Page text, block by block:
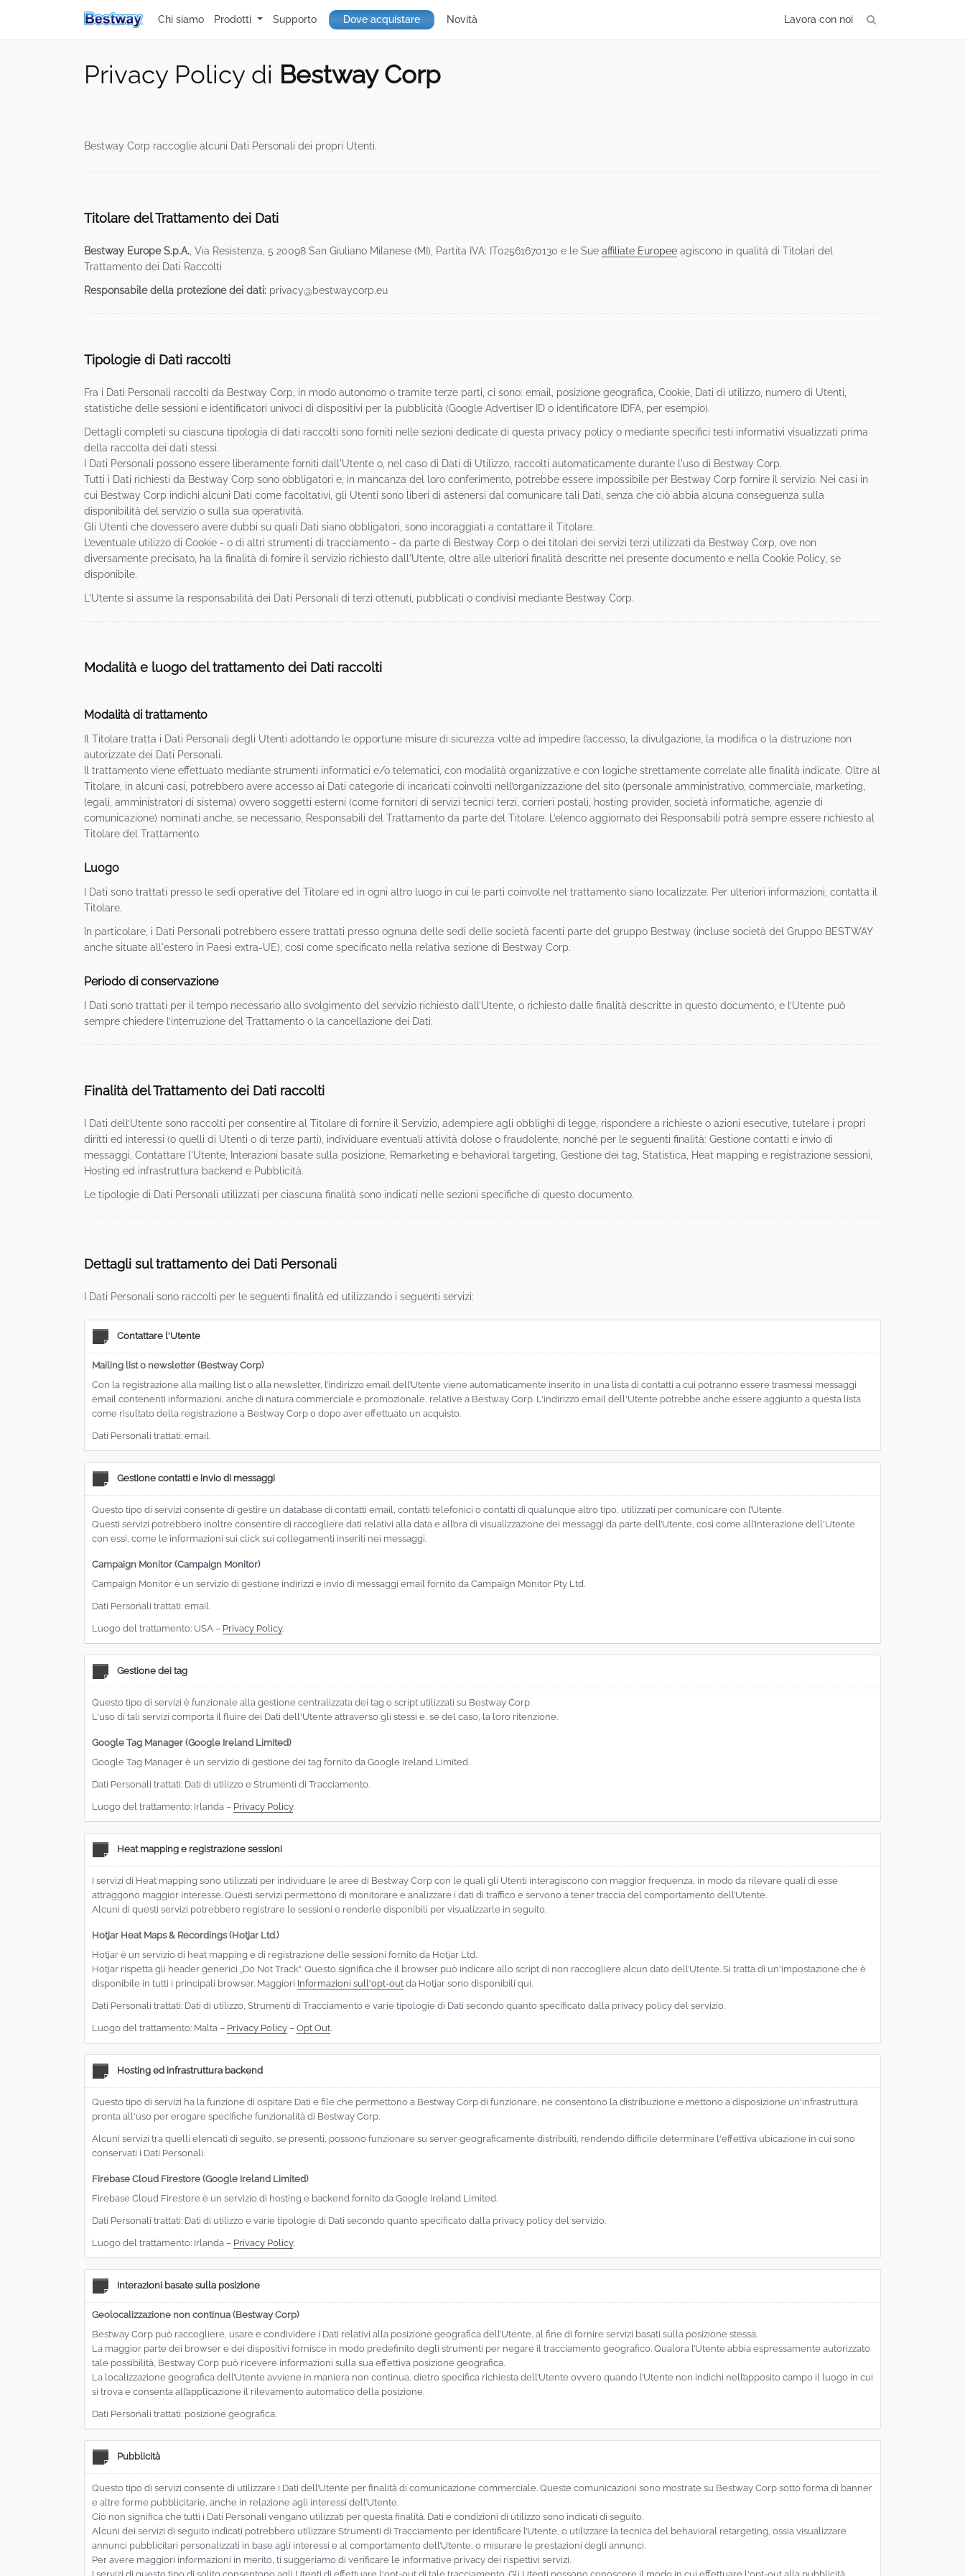
Chi siamo Prodotti Supporto Dove acquistare Novità Lavora con noi
Privacy Policy di Bestway Corp
Bestway Corp raccoglie alcuni Dati Personali dei propri Utenti.
Titolare del Trattamento dei Dati
Bestway Europe S.p.A. , Via Resistenza, 5 20098 San Giuliano Milanese (MI), Partita IVA: IT02561670130 e le Sue affiliate Europee agiscono in qualità di Titolari del
Trattamento dei Dati Raccolti
Responsabile della protezione dei dati: privacy@bestwaycorp.eu
Tipologie di Dati raccolti
Fra i Dati Personali raccolti da Bestway Corp, in modo autonomo o tramite terze parti, ci sono: email, posizione geografica, Cookie, Dati di utilizzo, numero di Utenti,
statistiche delle sessioni e identificatori univoci di dispositivi per la pubblicità (Google Advertiser ID o identificatore IDFA, per esempio).
Dettagli completi su ciascuna tipologia di dati raccolti sono forniti nelle sezioni dedicate di questa privacy policy o mediante specifici testi informativi visualizzati prima
della raccolta dei dati stessi.
I Dati Personali possono essere liberamente forniti dall'Utente o, nel caso di Dati di Utilizzo, raccolti automaticamente durante l'uso di Bestway Corp.
Tutti i Dati richiesti da Bestway Corp sono obbligatori e, in mancanza del loro conferimento, potrebbe essere impossibile per Bestway Corp fornire il servizio. Nei casi in
cui Bestway Corp indichi alcuni Dati come facoltativi, gli Utenti sono liberi di astenersi dal comunicare tali Dati, senza che ciò abbia alcuna conseguenza sulla
disponibilità del servizio o sulla sua operatività.
Gli Utenti che dovessero avere dubbi su quali Dati siano obbligatori, sono incoraggiati a contattare il Titolare.
L’eventuale utilizzo di Cookie - o di altri strumenti di tracciamento - da parte di Bestway Corp o dei titolari dei servizi terzi utilizzati da Bestway Corp, ove non
diversamente precisato, ha la finalità di fornire il servizio richiesto dall'Utente, oltre alle ulteriori finalità descritte nel presente documento e nella Cookie Policy, se
disponibile.
L'Utente si assume la responsabilità dei Dati Personali di terzi ottenuti, pubblicati o condivisi mediante Bestway Corp.
Modalità e luogo del trattamento dei Dati raccolti
Modalità di trattamento
Il Titolare tratta i Dati Personali degli Utenti adottando le opportune misure di sicurezza volte ad impedire l’accesso, la divulgazione, la modifica o la distruzione non
autorizzate dei Dati Personali.
Il trattamento viene effettuato mediante strumenti informatici e/o telematici, con modalità organizzative e con logiche strettamente correlate alle finalità indicate. Oltre al
Titolare, in alcuni casi, potrebbero avere accesso ai Dati categorie di incaricati coinvolti nell’organizzazione del sito (personale amministrativo, commerciale, marketing,
legali, amministratori di sistema) ovvero soggetti esterni (come fornitori di servizi tecnici terzi, corrieri postali, hosting provider, società informatiche, agenzie di
comunicazione) nominati anche, se necessario, Responsabili del Trattamento da parte del Titolare. L’elenco aggiornato dei Responsabili potrà sempre essere richiesto al
Titolare del Trattamento.
Luogo
I Dati sono trattati presso le sedi operative del Titolare ed in ogni altro luogo in cui le parti coinvolte nel trattamento siano localizzate. Per ulteriori informazioni, contatta il
Titolare.
In particolare, i Dati Personali potrebbero essere trattati presso ognuna delle sedi delle società facenti parte del gruppo Bestway (incluse società del Gruppo BESTWAY
anche situate all'estero in Paesi extra-UE), così come specificato nella relativa sezione di Bestway Corp.
Periodo di conservazione
I Dati sono trattati per il tempo necessario allo svolgimento del servizio richiesto dall’Utente, o richiesto dalle finalità descritte in questo documento, e l’Utente può
sempre chiedere l’interruzione del Trattamento o la cancellazione dei Dati.
Finalità del Trattamento dei Dati raccolti
I Dati dell’Utente sono raccolti per consentire al Titolare di fornire il Servizio, adempiere agli obblighi di legge, rispondere a richieste o azioni esecutive, tutelare i propri
diritti ed interessi (o quelli di Utenti o di terze parti), individuare eventuali attività dolose o fraudolente, nonché per le seguenti finalità: Gestione contatti e invio di
messaggi, Contattare l'Utente, Interazioni basate sulla posizione, Remarketing e behavioral targeting, Gestione dei tag, Statistica, Heat mapping e registrazione sessioni,
Hosting ed infrastruttura backend e Pubblicità.
Le tipologie di Dati Personali utilizzati per ciascuna finalità sono indicati nelle sezioni specifiche di questo documento.
Dettagli sul trattamento dei Dati Personali
I Dati Personali sono raccolti per le seguenti finalità ed utilizzando i seguenti servizi:
Contattare l'Utente
Mailing list o newsletter (Bestway Corp)
Con la registrazione alla mailing list o alla newsletter, l’indirizzo email dell’Utente viene automaticamente inserito in una lista di contatti a cui potranno essere trasmessi messaggi
email contenenti informazioni, anche di natura commerciale e promozionale, relative a Bestway Corp. L'indirizzo email dell'Utente potrebbe anche essere aggiunto a questa lista
come risultato della registrazione a Bestway Corp o dopo aver effettuato un acquisto.
Dati Personali trattati: email.
Gestione contatti e invio di messaggi
Questo tipo di servizi consente di gestire un database di contatti email, contatti telefonici o contatti di qualunque altro tipo, utilizzati per comunicare con l’Utente.
Questi servizi potrebbero inoltre consentire di raccogliere dati relativi alla data e all’ora di visualizzazione dei messaggi da parte dell’Utente, così come all’interazione dell'Utente
con essi, come le informazioni sui click sui collegamenti inseriti nei messaggi.
Campaign Monitor (Campaign Monitor)
Campaign Monitor è un servizio di gestione indirizzi e invio di messaggi email fornito da Campaign Monitor Pty Ltd.
Dati Personali trattati: email.
Luogo del trattamento: USA – Privacy Policy.
Gestione dei tag
Questo tipo di servizi è funzionale alla gestione centralizzata dei tag o script utilizzati su Bestway Corp.
L'uso di tali servizi comporta il fluire dei Dati dell'Utente attraverso gli stessi e, se del caso, la loro ritenzione.
Google Tag Manager (Google Ireland Limited)
Google Tag Manager è un servizio di gestione dei tag fornito da Google Ireland Limited.
Dati Personali trattati: Dati di utilizzo e Strumenti di Tracciamento.
Luogo del trattamento: Irlanda – Privacy Policy.
Heat mapping e registrazione sessioni
I servizi di Heat mapping sono utilizzati per individuare le aree di Bestway Corp con le quali gli Utenti interagiscono con maggior frequenza, in modo da rilevare quali di esse
attraggono maggior interesse. Questi servizi permettono di monitorare e analizzare i dati di traffico e servono a tener traccia del comportamento dell’Utente.
Alcuni di questi servizi potrebbero registrare le sessioni e renderle disponibili per visualizzarle in seguito.
Hotjar Heat Maps & Recordings (Hotjar Ltd.)
Hotjar è un servizio di heat mapping e di registrazione delle sessioni fornito da Hotjar Ltd.
Hotjar rispetta gli header generici „Do Not Track”. Questo significa che il browser può indicare allo script di non raccogliere alcun dato dell’Utente. Si tratta di un'impostazione che è
disponibile in tutti i principali browser. Maggiori Informazioni sull'opt-out da Hotjar sono disponibili qui.
Dati Personali trattati: Dati di utilizzo, Strumenti di Tracciamento e varie tipologie di Dati secondo quanto specificato dalla privacy policy del servizio.
Luogo del trattamento: Malta – Privacy Policy – Opt Out.
Hosting ed infrastruttura backend
Questo tipo di servizi ha la funzione di ospitare Dati e file che permettono a Bestway Corp di funzionare, ne consentono la distribuzione e mettono a disposizione un'infrastruttura
pronta all'uso per erogare specifiche funzionalità di Bestway Corp.
Alcuni servizi tra quelli elencati di seguito, se presenti, possono funzionare su server geograficamente distribuiti, rendendo difficile determinare l'effettiva ubicazione in cui sono
conservati i Dati Personali.
Firebase Cloud Firestore (Google Ireland Limited)
Firebase Cloud Firestore è un servizio di hosting e backend fornito da Google Ireland Limited.
Dati Personali trattati: Dati di utilizzo e varie tipologie di Dati secondo quanto specificato dalla privacy policy del servizio.
Luogo del trattamento: Irlanda – Privacy Policy.
Interazioni basate sulla posizione
Geolocalizzazione non continua (Bestway Corp)
Bestway Corp può raccogliere, usare e condividere i Dati relativi alla posizione geografica dell’Utente, al fine di fornire servizi basati sulla posizione stessa.
La maggior parte dei browser e dei dispositivi fornisce in modo predefinito degli strumenti per negare il tracciamento geografico. Qualora l’Utente abbia espressamente autorizzato
tale possibilità, Bestway Corp può ricevere informazioni sulla sua effettiva posizione geografica.
La localizzazione geografica dell’Utente avviene in maniera non continua, dietro specifica richiesta dell’Utente ovvero quando l’Utente non indichi nell’apposito campo il luogo in cui
si trova e consenta all’applicazione il rilevamento automatico della posizione.
Dati Personali trattati: posizione geografica.
Pubblicità
Questo tipo di servizi consente di utilizzare i Dati dell’Utente per finalità di comunicazione commerciale. Queste comunicazioni sono mostrate su Bestway Corp sotto forma di banner
e altre forme pubblicitarie, anche in relazione agli interessi dell’Utente.
Ciò non significa che tutti i Dati Personali vengano utilizzati per questa finalità. Dati e condizioni di utilizzo sono indicati di seguito.
Alcuni dei servizi di seguito indicati potrebbero utilizzare Strumenti di Tracciamento per identificare l’Utente, o utilizzare la tecnica del behavioral retargeting, ossia visualizzare
annunci pubblicitari personalizzati in base agli interessi e al comportamento dell’Utente, o misurare le prestazioni degli annunci.
Per avere maggiori informazioni in merito, ti suggeriamo di verificare le informative privacy dei rispettivi servizi.